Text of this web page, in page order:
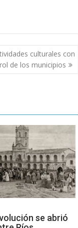
culturales con
de los municipios
se abrió